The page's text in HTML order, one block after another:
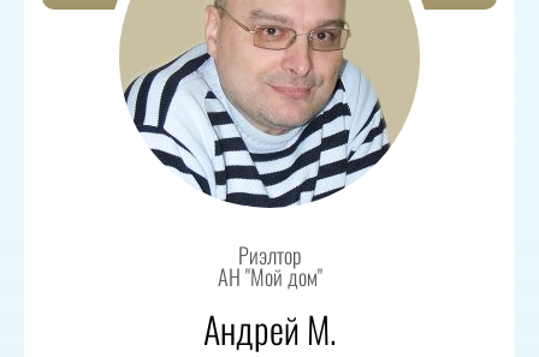
Риэлтор
АН "Мой дом"
Андрей М.